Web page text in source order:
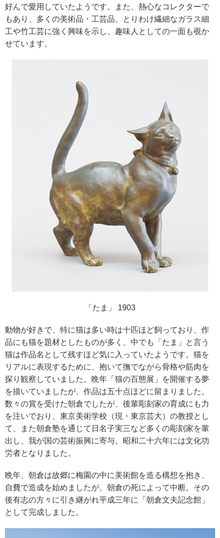
好んで愛用していたようです。また、熱心なコレクターで
もあり、多くの美術品・工芸品、とりわけ繊細なガラス細
工や竹工芸に強く興味を示し、趣味人としての一面も覗か
せています。
「たま」 1903
動物が好きで、特に猫は多い時は十匹ほど飼っており、作
品にも猫を題材としたものが多く、中でも「たま」と言う
猫は作品名として残すほど気に入っていたようです。猫を
リアルに表現するために、抱いて撫でながら骨格や筋肉を
探り観察していました。晩年「猫の百態展」を開催する夢
を描いていましたが、作品は五十点ほどに留まりました。
数々の賞を受けた朝倉でしたが、後輩彫刻家の育成にも力
を注いでおり、東京美術学校（現・東京芸大）の教授とし
て、また朝倉塾を通じて日名子実三など多くの彫刻家を輩
出し、我が国の芸術振興に寄与。昭和二十六年には文化功
労者となりました。
晩年、朝倉は故郷に梅園の中に美術館を造る構想を抱き、
自費で造成を始めましたが、朝倉の死によって中断。その
後有志の方々に引き継がれ平成三年に「朝倉文夫記念館」
として完成しました。